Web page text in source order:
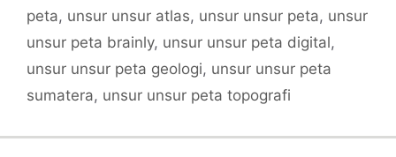
peta, unsur unsur atlas, unsur unsur peta, unsur
unsur peta brainly, unsur unsur peta digital,
unsur unsur peta geologi, unsur unsur peta
sumatera, unsur unsur peta topografi